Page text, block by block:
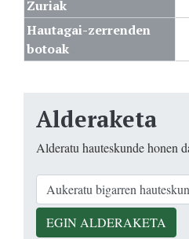
Zuriak
Hautagai-zerrenden
botoak
Alderaketa
Alderatu hauteskunde honen
EGIN ALDERAKETA